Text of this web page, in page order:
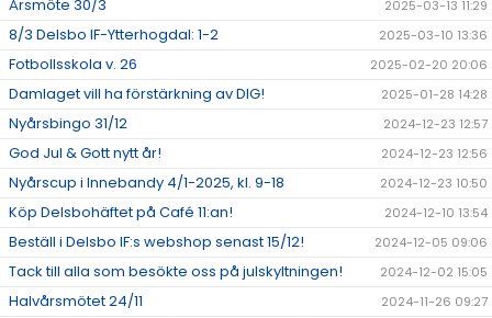
Årsmöte 30/3 2025-03-13 11:29
8/3 Delsbo IF-Ytterhogdal: 1-2 2025-03-10 13:36
Fotbollsskola v. 26 2025-02-20 20:06
Damlaget vill ha förstärkning av DIG! 2025-01-28 14:28
Nyårsbingo 31/12 2024-12-23 12:57
God Jul & Gott nytt år! 2024-12-23 12:56
Nyårscup i Innebandy 4/1-2025, kl. 9-18 2024-12-23 10:50
Köp Delsbohäftet på Café 11:an! 2024-12-10 13:54
Beställ i Delsbo IF:s webshop senast 15/12! 2024-12-05 09:06
Tack till alla som besökte oss på julskyltningen! 2024-12-02 15:05
Halvårsmötet 24/11 2024-11-26 09:27